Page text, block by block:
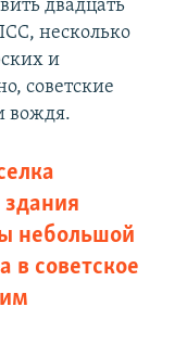
двадцать
несколько
и
советские
вождя.
небольшой
в советское